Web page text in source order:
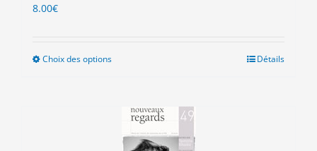
8.00€
Choix des optionsCe
plusieurs
variations.
Les
Détails